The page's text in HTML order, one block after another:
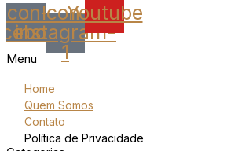
Icon-Icon-
instagram-
1
Youtube
Menu
Home
Quem Somos
Contato
Política de Privacidade